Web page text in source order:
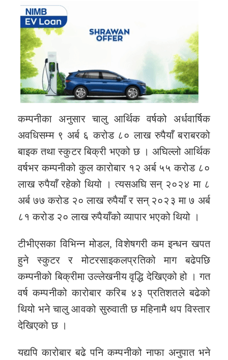
कम्पनीका अनुसार चालु आर्थिक वर्षको अर्धवार्षिक
अवधिसम्म ९ अर्ब ६ करोड ८० लाख रुपैयाँ बराबरको
बाइक तथा स्कुटर बिक्री भएको छ । अघिल्लो आर्थिक
वर्षभर कम्पनीको कुल कारोबार १२ अर्ब ५५ करोड ८०
लाख रुपैयाँ रहेको थियो । त्यसअघि सन् २०२४ मा ८
अर्ब ७७ करोड २० लाख रुपैयाँ र सन् २०२३ मा ७ अर्ब
८१ करोड २० लाख रुपैयाँको व्यापार भएको थियो ।
टीभीएसका विभिन्न मोडल, विशेषगरी कम इन्धन खपत
हुने स्कुटर र मोटरसाइकलप्रतिको माग बढेपछि
कम्पनीको बिक्रीमा उल्लेखनीय वृद्धि देखिएको हो । गत
वर्ष कम्पनीको कारोबार करिब ४३ प्रतिशतले बढेको
थियो भने चालु आवको सुरुवाती छ महिनामै थप विस्तार
देखिएको छ ।
यद्यपि कारोबार बढे पनि कम्पनीको नाफा अनुपात भने